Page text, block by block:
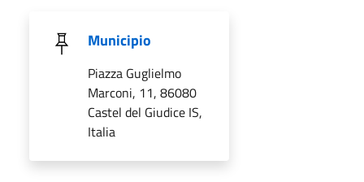
Municipio
Piazza Guglielmo
Marconi, 11, 86080
Castel del Giudice IS,
Italia